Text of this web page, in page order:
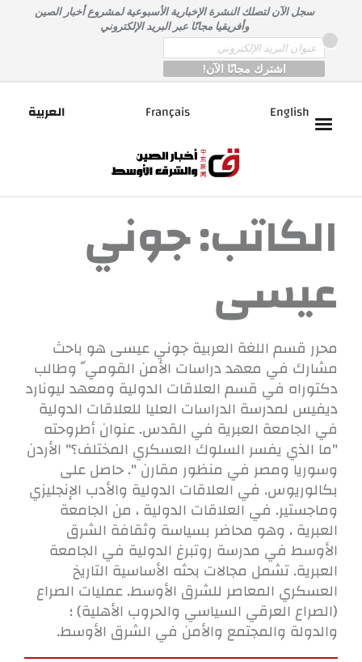
المحتوى
سجل الآن لتصلك النشرة الإخبارية الأسبوعية لمشروع أخبار الصين
وأفريقيا مجانًا عبر البريد الإلكتروني
Email
*
English
Français العربية
الكاتب:جوني
عيسى
محرر قسم اللغة العربية جوني عيسى هو باحث
مشارك في معهد دراسات الأمن القومي ّ وطالب
دكتوراه في قسم العلاقات الدولية ومعهد ليونارد
ديفيس لمدرسة الدراسات العليا للعلاقات الدولية
في الجامعة العبرية في القدس. عنوان أطروحته
"ما الذي يفسر السلوك العسكري المختلف؟" الأردن
وسوريا ومصر في منظور مقارن ". حاصل على
بكالوريوس. في العلاقات الدولية والأدب الإنجليزي
وماجستير. في العلاقات الدولية ، من الجامعة
العبرية ، وهو محاضر بسياسة وثقافة الشرق
الأوسط في مدرسة روتبرغ الدولية في الجامعة
العبرية. تشمل مجالات بحثه الأساسية التاريخ
العسكري المعاصر للشرق الأوسط. عمليات الصراع
(الصراع العرقي السياسي والحروب الأهلية) ؛
والدولة والمجتمع والأمن في الشرق الأوسط.